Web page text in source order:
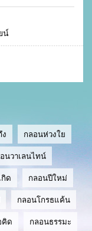
น์
กลอนห่วงใย
นวาเลนไทน์
กิด กลอนปีใหม่
กลอนโกรธแค้น
คิด กลอนธรรมะ